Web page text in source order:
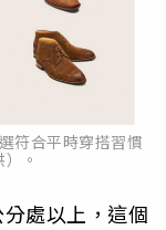
符合平時穿搭習慣
。
處以上，這個